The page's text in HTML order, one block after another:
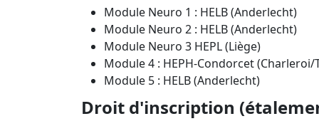
Module Neuro 1 : HELB (Anderlecht)
Module Neuro 2 : HELB (Anderlecht)
Module Neuro 3 HEPL (Liège)
Module 4 : HEPH-Condorcet (Charleroi/
Module 5 : HELB (Anderlecht)
Droit d'inscription